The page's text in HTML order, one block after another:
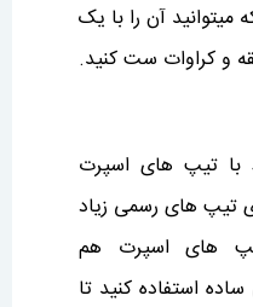
آن را با یک
و کراوات ست کنید.
با تیپ های اسپرت
تیپ های رسمی زیاد
های اسپرت هم
ساده استفاده کنید تا